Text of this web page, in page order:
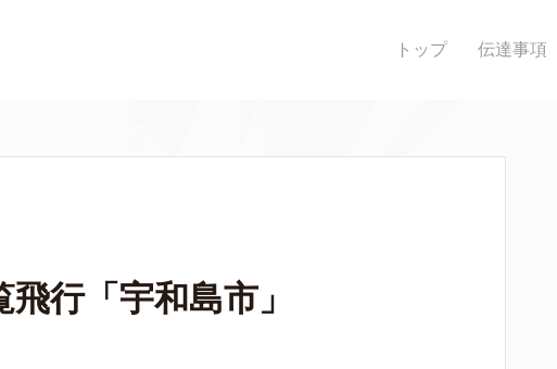
トップ 伝達事項
行「宇和島市」